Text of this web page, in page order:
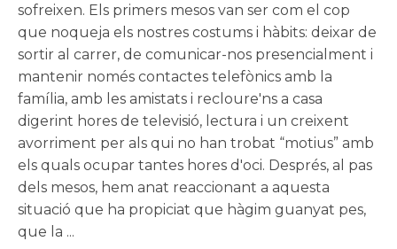
sofreixen. Els primers mesos van ser com el cop
que noqueja els nostres costums i hàbits: deixar de
sortir al carrer, de comunicar-nos presencialment i
mantenir només contactes telefònics amb la
família, amb les amistats i recloure'ns a casa
digerint hores de televisió, lectura i un creixent
avorriment per als qui no han trobat “motius” amb
els quals ocupar tantes hores d'oci. Després, al pas
dels mesos, hem anat reaccionant a aquesta
situació que ha propiciat que hàgim guanyat pes,
que la ...